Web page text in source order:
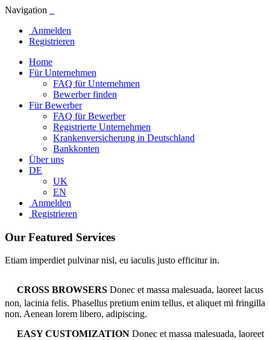
Navigation
Anmelden
Registrieren
Home
Für Unternehmen
FAQ für Unternehmen
Bewerber finden
Für Bewerber
FAQ für Bewerber
Registrierte Unternehmen
Krankenversicherung in Deutschland
Bankkonten
Über uns
DE
UK
EN
Anmelden
Registrieren
Our Featured Services
Etiam imperdiet pulvinar nisl, eu iaculis justo efficitur in.
CROSS BROWSERS Donec et massa malesuada, laoreet lacus
non, lacinia felis. Phasellus pretium enim tellus, et aliquet mi fringilla
non. Aenean lorem libero, adipiscing.
EASY CUSTOMIZATION Donec et massa malesuada, laoreet